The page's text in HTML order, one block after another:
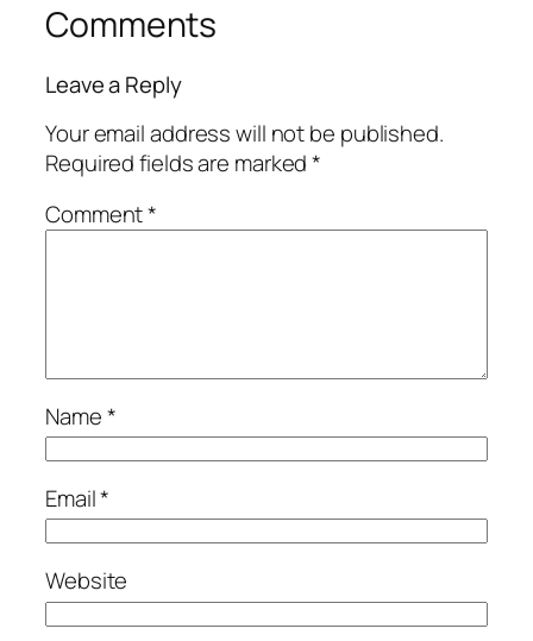
Comments
Leave a Reply
Your email address will not be published.
Required fields are marked*
Comment*
Name*
Email*
Website